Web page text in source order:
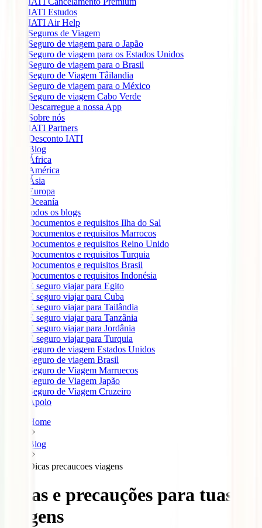
IATI Estudos
IATI Air Help
Seguros de Viagem
Seguro de viagem para o Japão
Seguro de viagem para os Estados Unidos
Seguro de viagem para o Brasil
Seguro de Viagem Tâilandia
Seguro de viagem para o México
Seguro de viagem Cabo Verde
Descarregue a nossa App
Sobre nós
IATI Partners
Desconto IATI
Blog
África
América
Ásia
Europa
Oceanía
todos os blogs
Documentos e requisitos Ilha do Sal
Documentos e requisitos Marrocos
Documentos e requisitos Reino Unido
Documentos e requisitos Turquia
Documentos e requisitos Brasil
Documentos e requisitos Indonésia
É seguro viajar para Egito
É seguro viajar para Cuba
É seguro viajar para Tailândia
É seguro viajar para Tanzânia
É seguro viajar para Jordânia
É seguro viajar para Turquia
Seguro de viagem Estados Unidos
Seguro de viagem Brasil
Seguro de Viagem Marruecos
Seguro de Viagem Japão
Seguro de Viagem Cruzeiro
Apoio
Home
Blog
Dicas precaucoes viagens
Dicas e precauções para tuas
viagens